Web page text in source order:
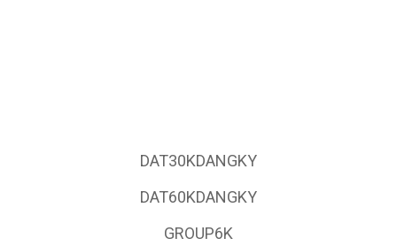
DAT30KDANGKY
DAT60KDANGKY
GROUP6K